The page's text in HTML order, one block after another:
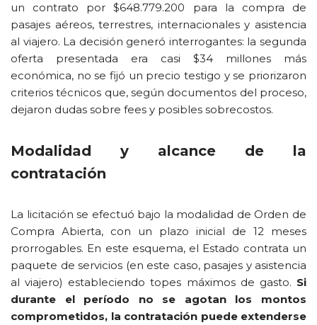
un contrato por $648.779.200 para la compra de
pasajes aéreos, terrestres, internacionales y asistencia
al viajero. La decisión generó interrogantes: la segunda
oferta presentada era casi $34 millones más
económica, no se fijó un precio testigo y se priorizaron
criterios técnicos que, según documentos del proceso,
dejaron dudas sobre fees y posibles sobrecostos.
Modalidad y alcance de la
contratación
La licitación se efectuó bajo la modalidad de Orden de
Compra Abierta, con un plazo inicial de 12 meses
prorrogables. En este esquema, el Estado contrata un
paquete de servicios (en este caso, pasajes y asistencia
al viajero) estableciendo topes máximos de gasto. Si
durante el período no se agotan los montos
comprometidos, la contratación puede extenderse